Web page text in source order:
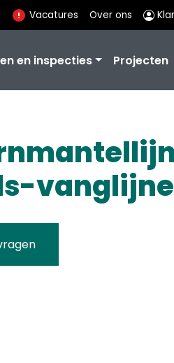
Vacatures Over ons
en inspecties Projecten